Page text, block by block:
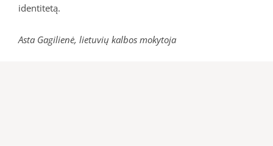
identitetą.
Asta Gagilienė, lietuvių kalbos mokytoja